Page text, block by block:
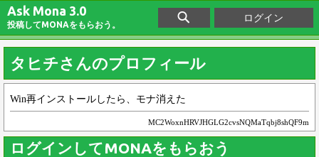
Ask Mona 3.0
投稿してMONAをもらおう。
ログイン
タヒチさんのプロフィール
Win再インストールしたら、モナ消えた
MC2WoxnHRVJHGLG2cvsNQMaTqbj8shQF9m
ログインしてMONAをもらおう